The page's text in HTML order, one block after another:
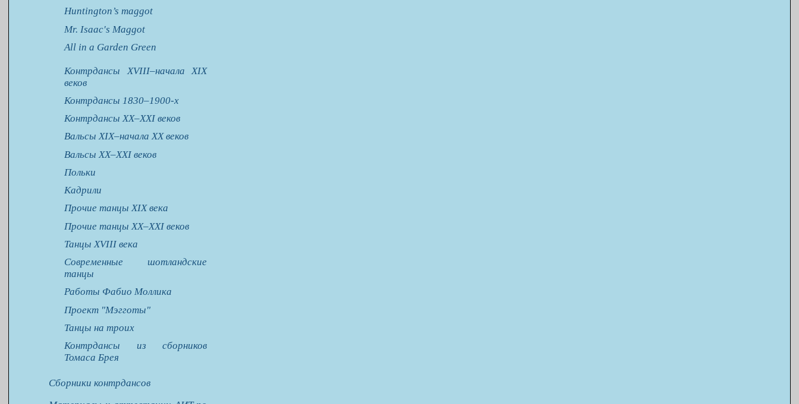
Huntington’s maggot
Mr. Isaac's Maggot
All in a Garden Green
Контрдансы XVIII–начала XIX
веков
Контрдансы 1830–1900-х
Контрдансы XX–XXI веков
Вальсы XIX–начала XX веков
Вальсы XX–XXI веков
Польки
Кадрили
Прочие танцы XIX века
Прочие танцы XX–XXI веков
Танцы XVIII века
Современные шотландские
танцы
Работы Фабио Моллика
Проект "Мэгготы"
Танцы на троих
Контрдансы из сборников
Томаса Брея
Сборники контрдансов